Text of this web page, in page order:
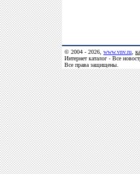
© 2004 - 2026, www.vnv.ru
Интернет каталог - Все
Все права защищены.